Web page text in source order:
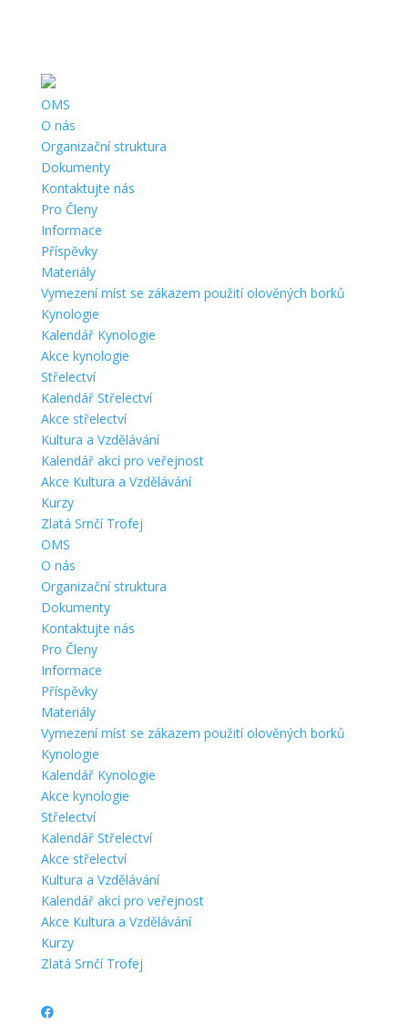
OMS
O nás
Organizační struktura
Dokumenty
Kontaktujte nás
Pro Členy
Informace
Příspěvky
Materiály
Vymezení míst se zákazem použití olověných borků
Kynologie
Kalendář Kynologie
Akce kynologie
Střelectví
Kalendář Střelectví
Akce střelectví
Kultura a Vzdělávání
Kalendář akcí pro veřejnost
Akce Kultura a Vzdělávání
Kurzy
Zlatá Srnčí Trofej
OMS
O nás
Organizační struktura
Dokumenty
Kontaktujte nás
Pro Členy
Informace
Příspěvky
Materiály
Vymezení míst se zákazem použití olověných borků
Kynologie
Kalendář Kynologie
Akce kynologie
Střelectví
Kalendář Střelectví
Akce střelectví
Kultura a Vzdělávání
Kalendář akcí pro veřejnost
Akce Kultura a Vzdělávání
Kurzy
Zlatá Srnčí Trofej